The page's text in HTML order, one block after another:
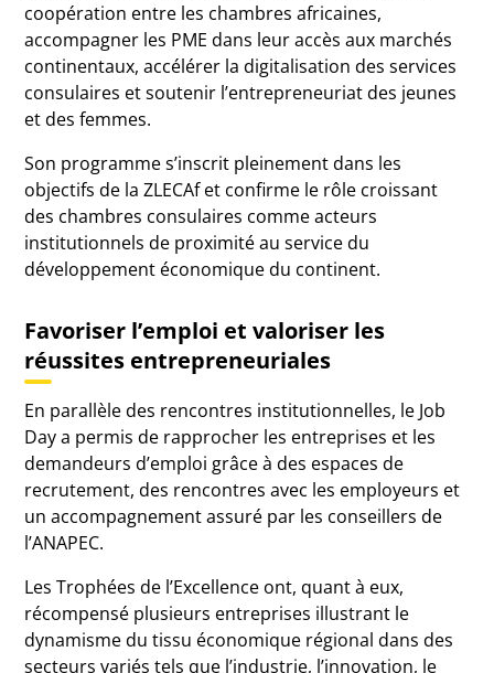
coopération entre les chambres africaines,
accompagner les PME dans leur accès aux marchés
continentaux, accélérer la digitalisation des services
consulaires et soutenir l’entrepreneuriat des jeunes
et des femmes.
Son programme s’inscrit pleinement dans les
objectifs de la ZLECAf et confirme le rôle croissant
des chambres consulaires comme acteurs
institutionnels de proximité au service du
développement économique du continent.
Favoriser l’emploi et valoriser les
réussites entrepreneuriales
En parallèle des rencontres institutionnelles, le Job
Day a permis de rapprocher les entreprises et les
demandeurs d’emploi grâce à des espaces de
recrutement, des rencontres avec les employeurs et
un accompagnement assuré par les conseillers de
l’ANAPEC.
Les Trophées de l’Excellence ont, quant à eux,
récompensé plusieurs entreprises illustrant le
dynamisme du tissu économique régional dans des
secteurs variés tels que l’industrie, l’innovation, le